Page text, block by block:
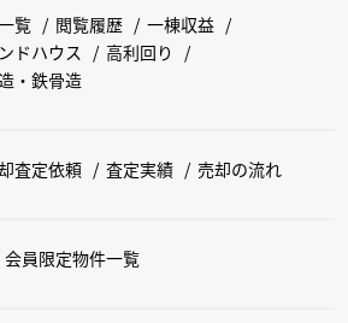
覧 閲覧履歴
一棟収益
ドハウス
高利回り
・鉄骨造
査定依頼 査定実績 売却の流れ
会員限定物件一覧